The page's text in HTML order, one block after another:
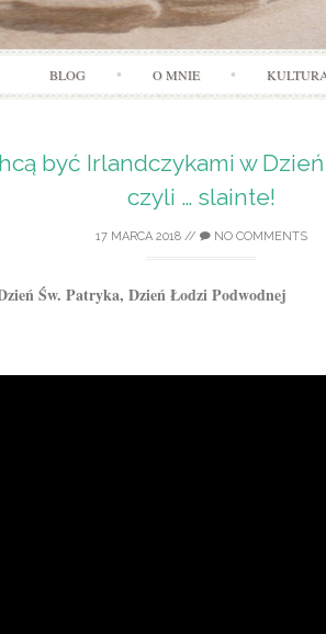
BLOG O MNIE
być Irlandczykami w
czyli … slainte!
17 MARCA 2018// NO COMMENTS
Św. Patryka, Dzień Łodzi Podwodnej